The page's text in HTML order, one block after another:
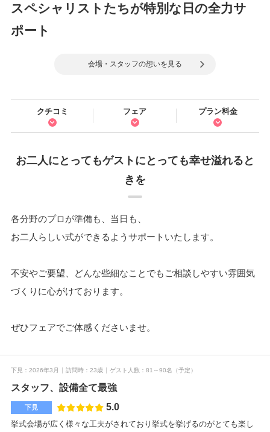
スペシャリストたちが特別な日の全力サ
ポート
会場・スタッフの想いを見る
クチコミ フェア プラン料金
お二人にとってもゲストにとっても幸せ溢れると
きを
各分野のプロが準備も、当日も、
お二人らしい式ができるようサポートいたします。
不安やご要望、どんな些細なことでもご相談しやすい雰囲気
づくりに心がけております。
ぜひフェアでご体感くださいませ。
下見 2026年3月 訪問時 23歳 ゲスト人数 81～90名 （予定）
スタッフ、設備全て最強
下見 5.0
挙式会場が広く様々な工夫がされており挙式を挙げるのがとても楽し